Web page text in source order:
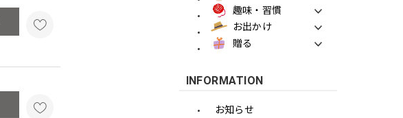
趣味・習慣
お出かけ
贈る
INFORMATION
お知らせ